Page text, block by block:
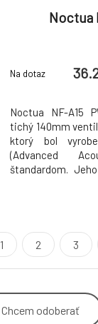
Noctua
Na dotaz
Noctua NF-A15
tichý 140mm
ktorý bol
(Advanced
štandardom.
1 2 3
Chcem odoberať